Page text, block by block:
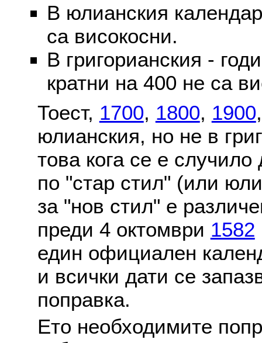
В юлианския
са високосни.
В григорианския -
кратни на 400 не са
Тоест, 1700, 1800, 1900
юлианския, но не в
това кога се е
по "стар стил" (или
за "нов стил" е
преди 4 октомври 1582
един официален
и всички дати се
поправка.
Ето необходимите